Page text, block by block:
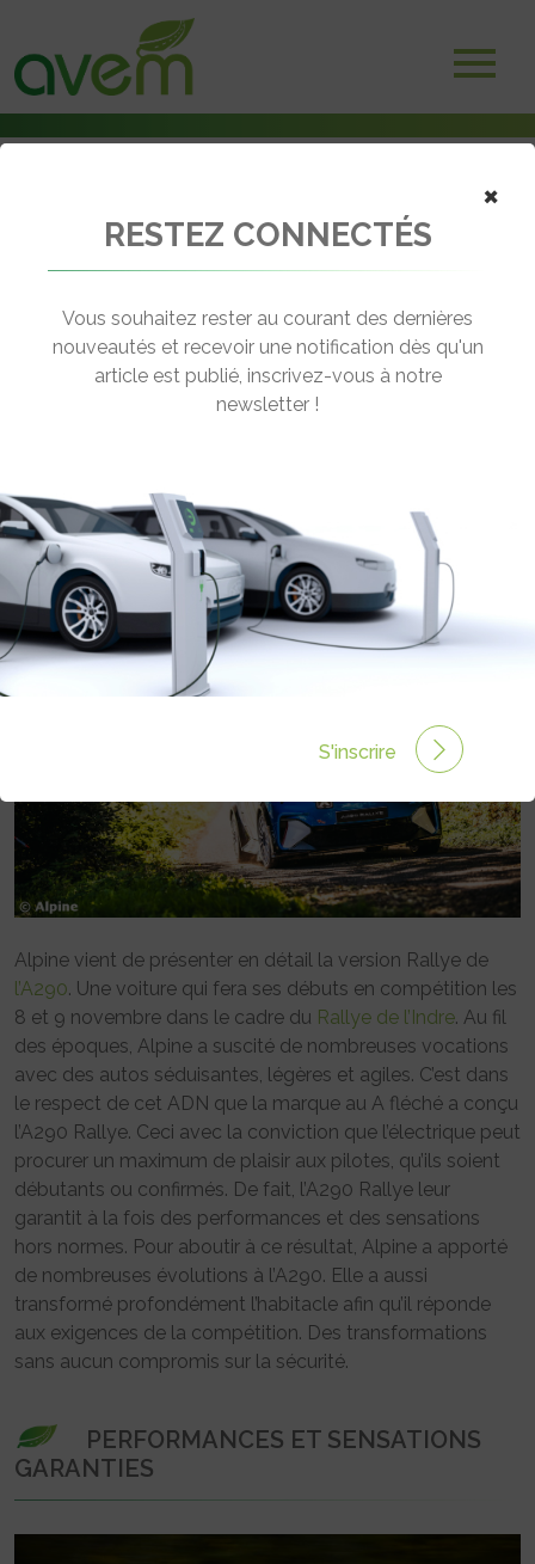
Alpine présente la version Rallye de l’A290
← Revenir aux actualités
RALLYE DE L’A290
Rédigé par Emmanuel Maumon le 25 Oct 2025 à 06:00
0 commentaires
Alpine vient de présenter en détail la version Rallye de
l’A290. Une voiture qui fera ses débuts en compétition les
8 et 9 novembre dans le cadre du Rallye de l’Indre. Au fil
des époques, Alpine a suscité de nombreuses vocations
avec des autos séduisantes, légères et agiles. C’est dans
le respect de cet ADN que la marque au A fléché a conçu
l’A290 Rallye. Ceci avec la conviction que l’électrique peut
procurer un maximum de plaisir aux pilotes, qu’ils soient
débutants ou confirmés. De fait, l’A290 Rallye leur
garantit à la fois des performances et des sensations
hors normes. Pour aboutir à ce résultat, Alpine a apporté
de nombreuses évolutions à l’A290. Elle a aussi
transformé profondément l’habitacle afin qu’il réponde
aux exigences de la compétition. Des transformations
sans aucun compromis sur la sécurité.
PERFORMANCES ET SENSATIONS
GARANTIES
×
RESTEZ CONNECTÉS
Vous souhaitez rester au courant des dernières
nouveautés et recevoir une notification dès qu'un
article est publié, inscrivez-vous à notre
newsletter !
S'inscrire